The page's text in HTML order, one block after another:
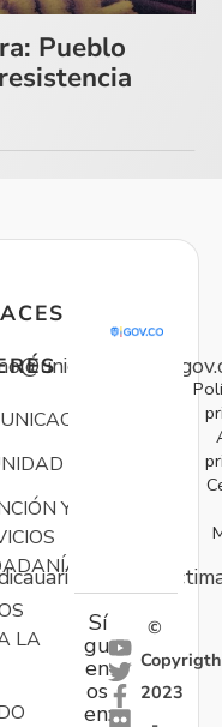
Pueblo
Y
LA
Sí
gu
en
os
en:
©
Copyrigth
2023